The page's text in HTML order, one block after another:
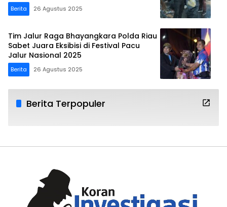
Berita 26 Agustus 2025
Tim Jalur Raga Bhayangkara Polda Riau
Sabet Juara Eksibisi di Festival Pacu
Jalur Nasional 2025
Berita 26 Agustus 2025
Berita Terpopuler